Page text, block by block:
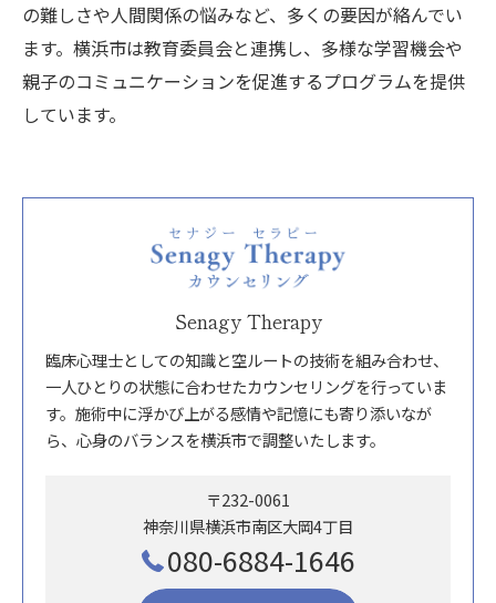
の難しさや人間関係の悩みなど、多くの要因が絡んでい
ます。横浜市は教育委員会と連携し、多様な学習機会や
親子のコミュニケーションを促進するプログラムを提供
しています。
Senagy Therapy
臨床心理士としての知識と空ルートの技術を組み合わせ、
一人ひとりの状態に合わせたカウンセリングを行っていま
す。施術中に浮かび上がる感情や記憶にも寄り添いなが
ら、心身のバランスを横浜市で調整いたします。
〒232-0061
神奈川県横浜市南区大岡4丁目
080-6884-1646